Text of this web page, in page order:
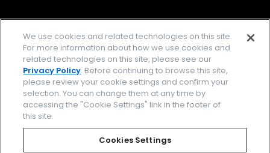
企業情報 ご利用規約
プライバシーポリシー Cookies Settings
Amazon PayはAmazon.com, Inc.またはその関連会社の商標です。
We use cookies and related technologies on this site.
For more information about how we use cookies and
related technologies on this site, please see our
Privacy Policy. Before continuing to browse this site,
please review your cookie settings and confirm your
selection. You can change them at any time by
accessing the "Cookie Settings" link in the footer of
this site.
Cookies Settings